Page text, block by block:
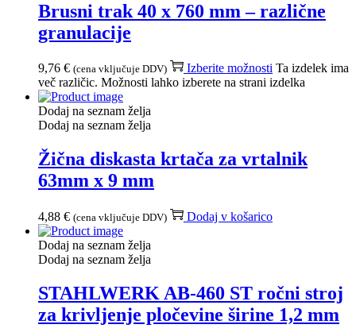
Brusni trak 40 x 760 mm – različne
granulacije
9,76 € (cena vključuje DDV) Izberite možnosti Ta izdelek ima
več različic. Možnosti lahko izberete na strani izdelka
Dodaj na seznam želja
Dodaj na seznam želja
Žična diskasta krtača za vrtalnik
63mm x 9 mm
4,88 € (cena vključuje DDV) Dodaj v košarico
Dodaj na seznam želja
Dodaj na seznam želja
STAHLWERK AB-460 ST ročni stroj
za krivljenje pločevine širine 1,2 mm